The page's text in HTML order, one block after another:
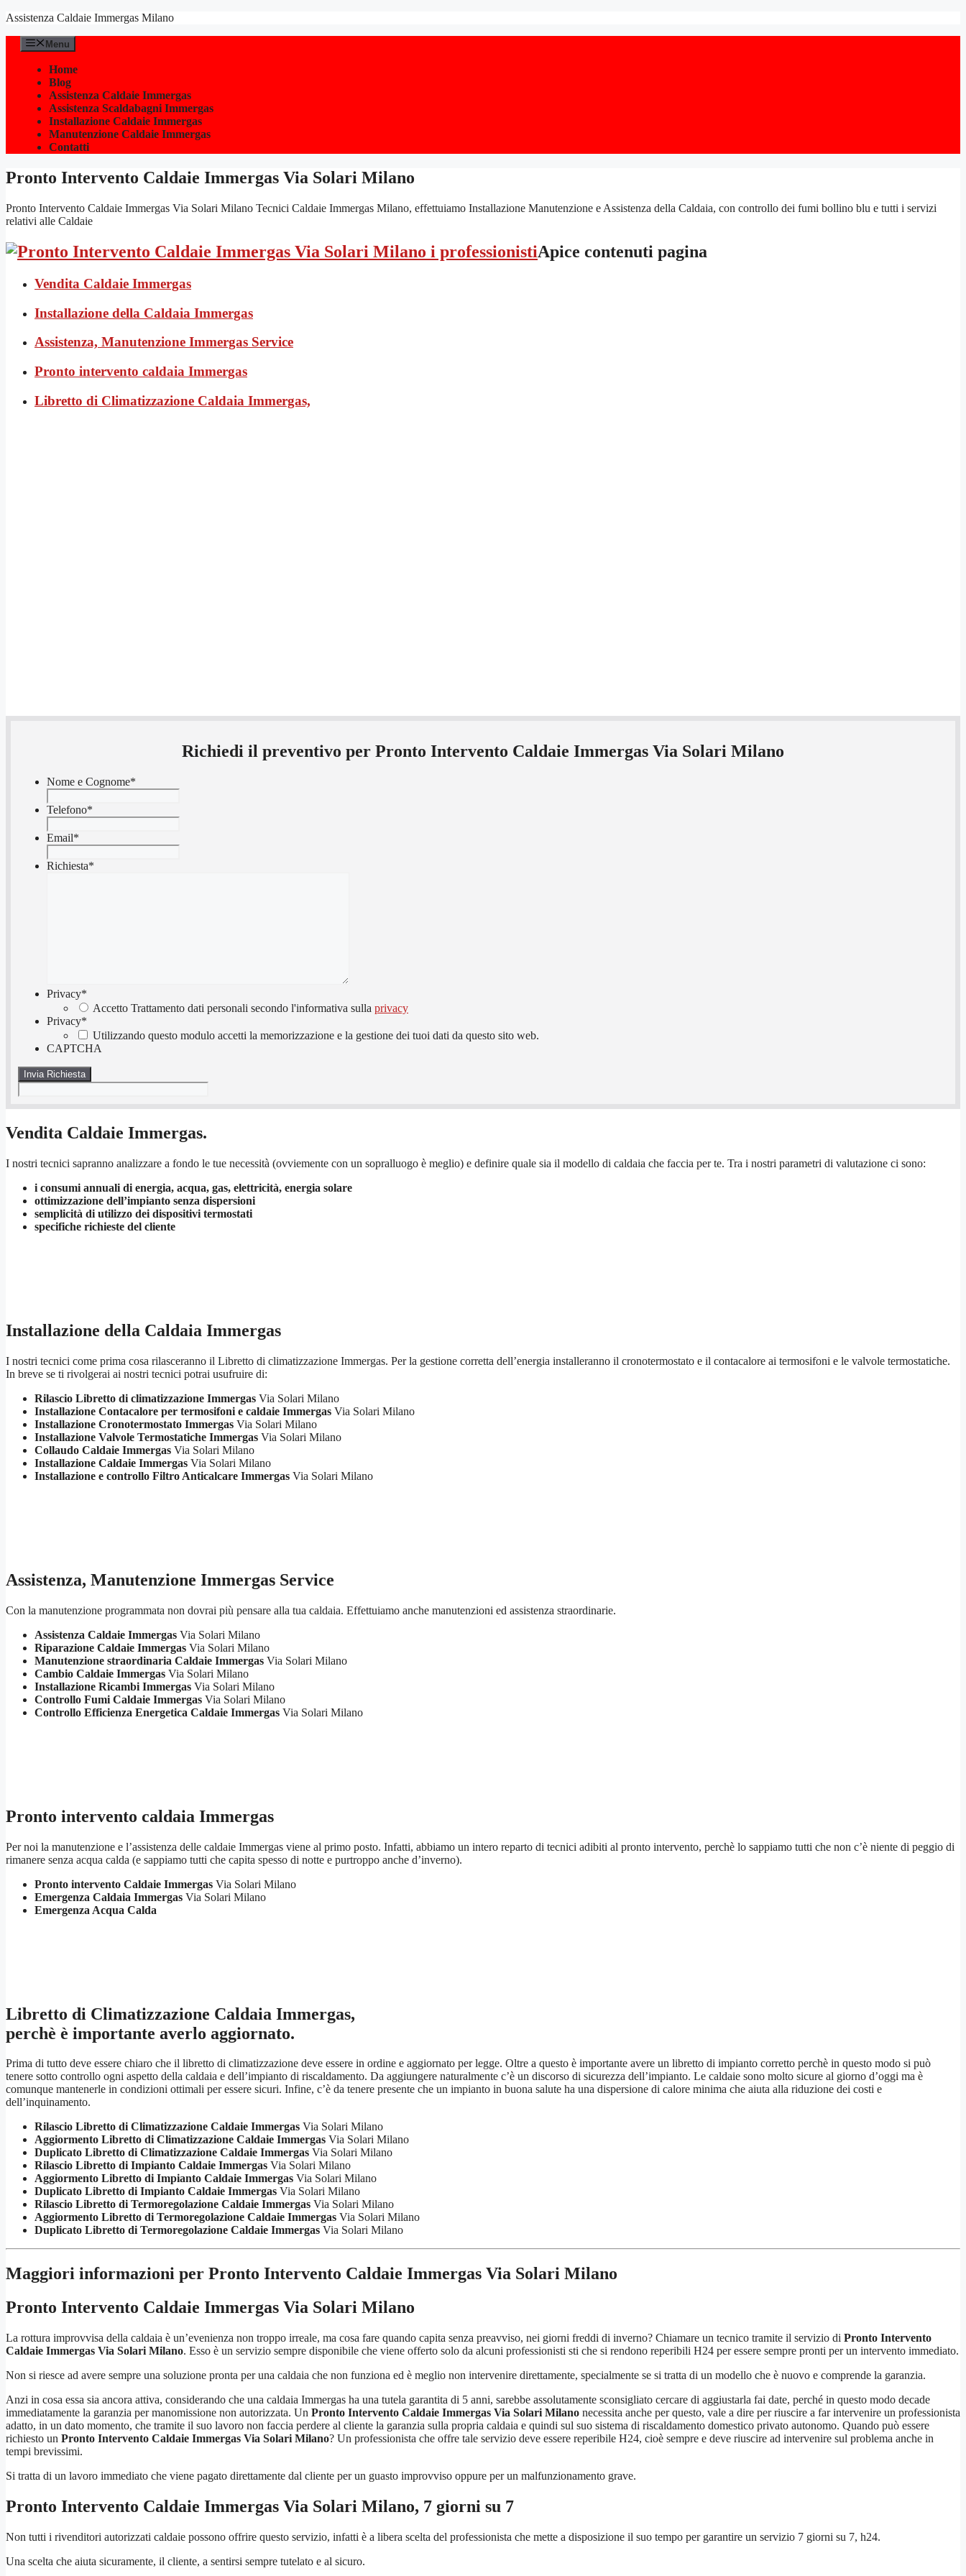
Vai
contenuto
Assistenza Caldaie Immergas Milano
Menu
Home
Blog
Assistenza Caldaie Immergas
Assistenza Scaldabagni Immergas
Installazione Caldaie Immergas
Manutenzione Caldaie Immergas
Contatti
Pronto Intervento Caldaie Immergas Via Solari Milano
Pronto Intervento Caldaie Immergas Via Solari Milano Tecnici Caldaie Immergas Milano, effettuiamo Installazione Manutenzione e Assistenza della Caldaia, con controllo dei fumi bollino blu e tutti i servizi
relativi alle Caldaie
Apice contenuti pagina
Vendita Caldaie Immergas
Installazione della Caldaia Immergas
Assistenza, Manutenzione Immergas Service
Pronto intervento caldaia Immergas
Libretto di Climatizzazione Caldaia Immergas,
Richiedi il preventivo per Pronto Intervento Caldaie Immergas Via Solari Milano
Nome e Cognome*
Telefono*
Email*
Richiesta*
Privacy*
Accetto Trattamento dati personali secondo l'informativa sulla privacy
Privacy*
Utilizzando questo modulo accetti la memorizzazione e la gestione dei tuoi dati da questo sito web.
CAPTCHA
Vendita Caldaie Immergas.
I nostri tecnici sapranno analizzare a fondo le tue necessità (ovviemente con un sopralluogo è meglio) e definire quale sia il modello di caldaia che faccia per te. Tra i nostri parametri di valutazione ci sono:
i consumi annuali di energia, acqua, gas, elettricità, energia solare
ottimizzazione dell’impianto senza dispersioni
semplicità di utilizzo dei dispositivi termostati
specifiche richieste del cliente
Installazione della Caldaia Immergas
I nostri tecnici come prima cosa rilasceranno il Libretto di climatizzazione Immergas. Per la gestione corretta dell’energia installeranno il cronotermostato e il contacalore ai termosifoni e le valvole termostatiche.
In breve se ti rivolgerai ai nostri tecnici potrai usufruire di:
Rilascio Libretto di climatizzazione Immergas Via Solari Milano
Installazione Contacalore per termosifoni e caldaie Immergas Via Solari Milano
Installazione Cronotermostato Immergas Via Solari Milano
Installazione Valvole Termostatiche Immergas Via Solari Milano
Collaudo Caldaie Immergas Via Solari Milano
Installazione Caldaie Immergas Via Solari Milano
Installazione e controllo Filtro Anticalcare Immergas Via Solari Milano
Assistenza, Manutenzione Immergas Service
Con la manutenzione programmata non dovrai più pensare alla tua caldaia. Effettuiamo anche manutenzioni ed assistenza straordinarie.
Assistenza Caldaie Immergas Via Solari Milano
Riparazione Caldaie Immergas Via Solari Milano
Manutenzione straordinaria Caldaie Immergas Via Solari Milano
Cambio Caldaie Immergas Via Solari Milano
Installazione Ricambi Immergas Via Solari Milano
Controllo Fumi Caldaie Immergas Via Solari Milano
Controllo Efficienza Energetica Caldaie Immergas Via Solari Milano
Pronto intervento caldaia Immergas
Per noi la manutenzione e l’assistenza delle caldaie Immergas viene al primo posto. Infatti, abbiamo un intero reparto di tecnici adibiti al pronto intervento, perchè lo sappiamo tutti che non c’è niente di peggio di
rimanere senza acqua calda (e sappiamo tutti che capita spesso di notte e purtroppo anche d’inverno).
Pronto intervento Caldaie Immergas Via Solari Milano
Emergenza Caldaia Immergas Via Solari Milano
Emergenza Acqua Calda
Libretto di Climatizzazione Caldaia Immergas,
perchè è importante averlo aggiornato.
Prima di tutto deve essere chiaro che il libretto di climatizzazione deve essere in ordine e aggiornato per legge. Oltre a questo è importante avere un libretto di impianto corretto perchè in questo modo si può
tenere sotto controllo ogni aspetto della caldaia e dell’impianto di riscaldamento. Da aggiungere naturalmente c’è un discorso di sicurezza dell’impianto. Le caldaie sono molto sicure al giorno d’oggi ma è
comunque mantenerle in condizioni ottimali per essere sicuri. Infine, c’è da tenere presente che un impianto in buona salute ha una dispersione di calore minima che aiuta alla riduzione dei costi e
dell’inquinamento.
Rilascio Libretto di Climatizzazione Caldaie Immergas Via Solari Milano
Aggiormento Libretto di Climatizzazione Caldaie Immergas Via Solari Milano
Duplicato Libretto di Climatizzazione Caldaie Immergas Via Solari Milano
Rilascio Libretto di Impianto Caldaie Immergas Via Solari Milano
Aggiormento Libretto di Impianto Caldaie Immergas Via Solari Milano
Duplicato Libretto di Impianto Caldaie Immergas Via Solari Milano
Rilascio Libretto di Termoregolazione Caldaie Immergas Via Solari Milano
Aggiormento Libretto di Termoregolazione Caldaie Immergas Via Solari Milano
Duplicato Libretto di Termoregolazione Caldaie Immergas Via Solari Milano
Maggiori informazioni per Pronto Intervento Caldaie Immergas Via Solari Milano
Pronto Intervento Caldaie Immergas Via Solari Milano
La rottura improvvisa della caldaia è un’evenienza non troppo irreale, ma cosa fare quando capita senza preavviso, nei giorni freddi di inverno? Chiamare un tecnico tramite il servizio di Pronto Intervento
Caldaie Immergas Via Solari Milano. Esso è un servizio sempre disponibile che viene offerto solo da alcuni professionisti sti che si rendono reperibili H24 per essere sempre pronti per un intervento immediato.
Non si riesce ad avere sempre una soluzione pronta per una caldaia che non funziona ed è meglio non intervenire direttamente, specialmente se si tratta di un modello che è nuovo e comprende la garanzia.
Anzi in cosa essa sia ancora attiva, considerando che una caldaia Immergas ha una tutela garantita di 5 anni, sarebbe assolutamente sconsigliato cercare di aggiustarla fai date, perché in questo modo decade
immediatamente la garanzia per manomissione non autorizzata. Un Pronto Intervento Caldaie Immergas Via Solari Milano necessita anche per questo, vale a dire per riuscire a far intervenire un professionista
adatto, in un dato momento, che tramite il suo lavoro non faccia perdere al cliente la garanzia sulla propria caldaia e quindi sul suo sistema di riscaldamento domestico privato autonomo. Quando può essere
richiesto un Pronto Intervento Caldaie Immergas Via Solari Milano? Un professionista che offre tale servizio deve essere reperibile H24, cioè sempre e deve riuscire ad intervenire sul problema anche in
tempi brevissimi.
Si tratta di un lavoro immediato che viene pagato direttamente dal cliente per un guasto improvviso oppure per un malfunzionamento grave.
Pronto Intervento Caldaie Immergas Via Solari Milano, 7 giorni su 7
Non tutti i rivenditori autorizzati caldaie possono offrire questo servizio, infatti è a libera scelta del professionista che mette a disposizione il suo tempo per garantire un servizio 7 giorni su 7, h24.
Una scelta che aiuta sicuramente, il cliente, a sentirsi sempre tutelato e al sicuro.